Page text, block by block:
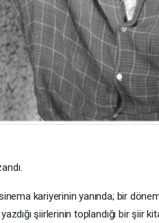
sinema kariyerinin yanında; bir
şiirlerinin toplandığı bir şiir